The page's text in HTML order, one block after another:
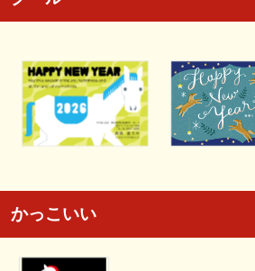
かっこいい